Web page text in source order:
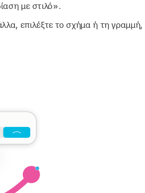
με στιλό».
επιλέξτε το σχήμα ή τη γραμμή,